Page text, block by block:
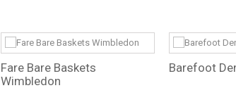
Fare Bare Baskets
Wimbledon
Barefoot